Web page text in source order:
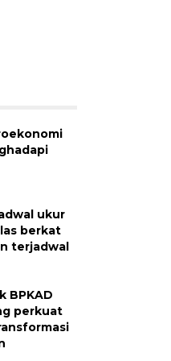
ukur
berkat
terjadwal
BPKAD
perkuat